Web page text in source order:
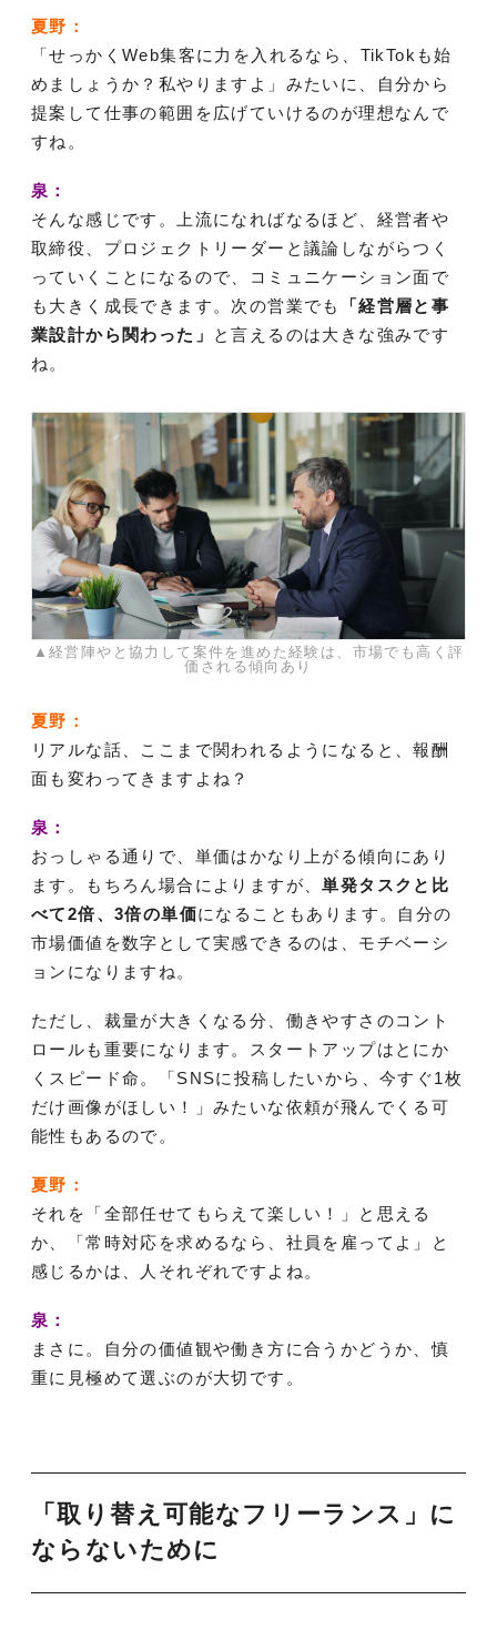
夏野：
「せっかくWeb集客に力を入れるなら、TikTokも始
めましょうか？私やりますよ」みたいに、自分から
提案して仕事の範囲を広げていけるのが理想なんで
すね。
泉：
そんな感じです。上流になればなるほど、経営者や
取締役、プロジェクトリーダーと議論しながらつく
っていくことになるので、コミュニケーション面で
も大きく成長できます。次の営業でも
「経営層と事
業設計から関わった」
と言えるのは大きな強みです
ね。
▲経営陣やと協力して案件を進めた経験は、市場でも高く評
価される傾向あり
夏野：
リアルな話、ここまで関われるようになると、報酬
面も変わってきますよね？
泉：
おっしゃる通りで、単価はかなり上がる傾向にあり
ます。もちろん場合によりますが、単発タスクと比
べて2倍、3倍の単価になることもあります。自分の
市場価値を数字として実感できるのは、モチベーシ
ョンになりますね。
ただし、裁量が大きくなる分、働きやすさのコント
ロールも重要になります。スタートアップはとにか
くスピード命。「SNSに投稿したいから、今すぐ1枚
だけ画像がほしい！」みたいな依頼が飛んでくる可
能性もあるので。
夏野：
それを「全部任せてもらえて楽しい！」と思える
か、「常時対応を求めるなら、社員を雇ってよ」と
感じるかは、人それぞれですよね。
泉：
まさに。自分の価値観や働き方に合うかどうか、慎
重に見極めて選ぶのが大切です。
「取り替え可能なフリーランス」に
ならないために